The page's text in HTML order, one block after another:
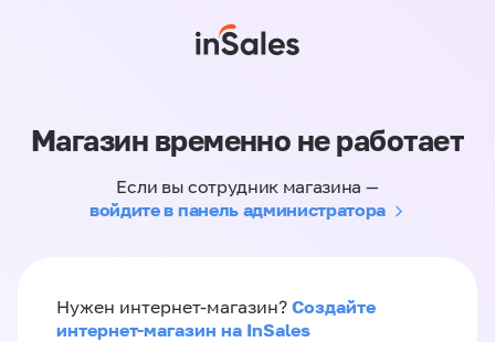
Магазин временно не работает
Если вы сотрудник магазина —
войдите в панель администратора
Нужен интернет-магазин? Создайте
интернет-магазин на InSales